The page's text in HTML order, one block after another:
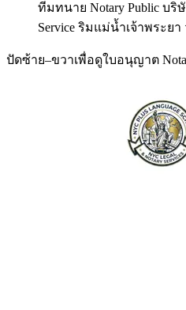
ทีมทนาย Notary Public บริ
Service ริมแม่น้ำเจ้าพระย
ปัดซ้าย–ขวาเพื่อดูใบอนุญาต